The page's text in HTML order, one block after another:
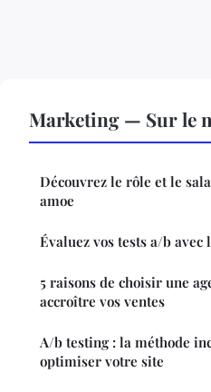
Marketing — Sur le
Découvrez le rôle et le
amoe
Évaluez vos tests a/b
5 raisons de choisir une
accroître vos ventes
A/b testing : la méthode
optimiser votre site